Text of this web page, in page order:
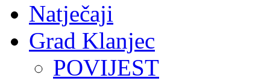
Natječaji
Grad Klanjec
POVIJEST